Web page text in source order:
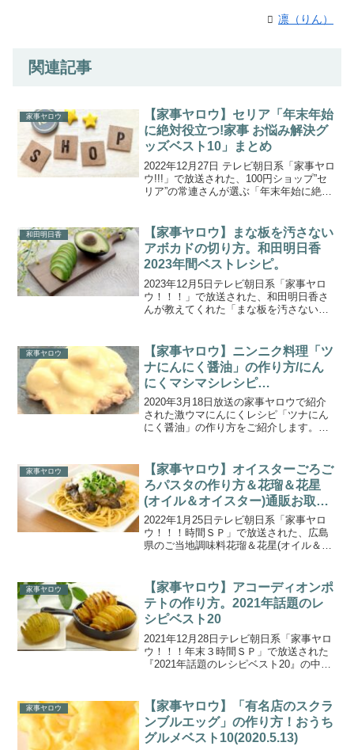
凛（りん）
関連記事
家事ヤロウ
【家事ヤロウ】セリア「年末年始
に絶対役立つ!家事 お悩み解決グ
ッズベスト10」まとめ
2022年12月27日 テレビ朝日系「家事ヤロ
ウ!!!」で放送された、100円ショップ”セ
リア”の常連さんが選ぶ「年末年始に絶対
末総決算！ダイソー＆セリア！２大100...
和田明日香
【家事ヤロウ】まな板を汚さない
アボカドの切り方。和田明日香
2023年間ベストレシピ。
2023年12月5日テレビ朝日系「家事ヤロ
ウ！！！」で放送された、和田明日香さ
んが教えてくれた「まな板を汚さないア
表！ 最強炙りなめろう、ワンパンで作る
牡蠣パスタ、...
家事ヤロウ
【家事ヤロウ】ニンニク料理「ツ
ナにんにく醤油」の作り方/にん
にくマシマシレシピ
（2020.3.18）
2020年3月18日放送の家事ヤロウで紹介
された激ウマにんにくレシピ「ツナにん
にく醤油」の作り方をご紹介します。家
理を作りました。今回登場するのは、一
度食べたら止まらな...
家事ヤロウ
【家事ヤロウ】オイスターごろご
ろパスタの作り方＆花瑠＆花星
(オイル＆オイスター)通販お取り
寄せ情報
2022年1月25日テレビ朝日系「家事ヤロ
ウ！！！時間ＳＰ」で放送された、広島
県のご当地調味料花瑠＆花星(オイル＆オ
作り方をご紹介します。家事初心者が選
ぶ！ご当地最強...
家事ヤロウ
【家事ヤロウ】アコーディオンポ
テトの作り方。2021年話題のレ
シピベスト20
2021年12月28日テレビ朝日系「家事ヤロ
ウ！！！年末３時間ＳＰ」で放送された
『2021年話題のレシピベスト20』の中か
しのぶさん・鈴木保奈美さん・宮沢りえ
さん・橋本...
家事ヤロウ
【家事ヤロウ】「有名店のスクラ
ンブルエッグ」の作り方！おうち
グルメベスト10(2020.5.13)